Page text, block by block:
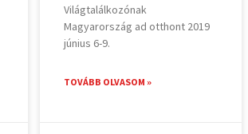
Világtalálkozónak
Magyarország ad otthont 2019
június 6-9.
TOVÁBB OLVASOM »